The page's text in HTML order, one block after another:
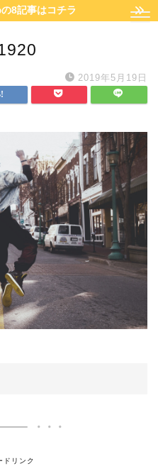
8記事はコチラ
2019年5月19日
ドリンク